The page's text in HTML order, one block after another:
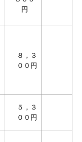
円
８，３
００円
５，３
００円